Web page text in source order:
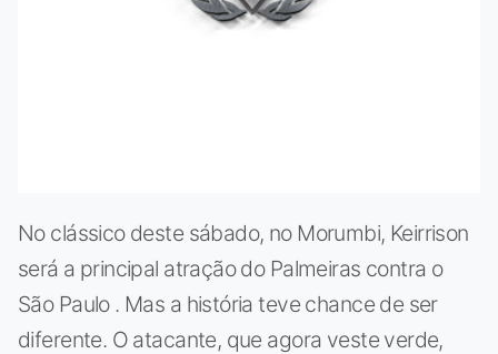
No clássico deste sábado, no Morumbi, Keirrison
será a principal atração do Palmeiras contra o
São Paulo . Mas a história teve chance de ser
diferente. O atacante, que agora veste verde,